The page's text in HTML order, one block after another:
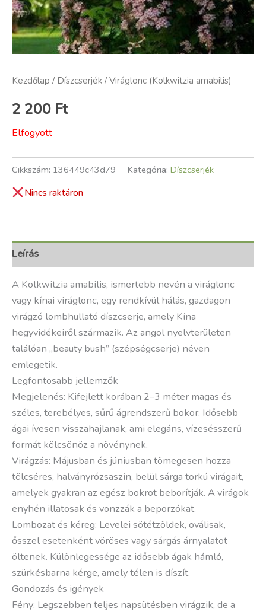
Kezdőlap / Díszcserjék / Viráglonc (Kolkwitzia amabilis)
2 200 Ft
Elfogyott
Cikkszám: 136449c43d79 Kategória: Díszcserjék
Nincs raktáron
Leírás
A Kolkwitzia amabilis, ismertebb nevén a viráglonc
vagy kínai viráglonc, egy rendkívül hálás, gazdagon
virágzó lombhullató díszcserje, amely Kína
hegyvidékeiről származik. Az angol nyelvterületen
találóan „beauty bush” (szépségcserje) néven
emlegetik.
Legfontosabb jellemzők
Megjelenés: Kifejlett korában 2–3 méter magas és
széles, terebélyes, sűrű ágrendszerű bokor. Idősebb
ágai ívesen visszahajlanak, ami elegáns, vízesésszerű
formát kölcsönöz a növénynek.
Virágzás: Májusban és júniusban tömegesen hozza
tölcséres, halványrózsaszín, belül sárga torkú virágait,
amelyek gyakran az egész bokrot beborítják. A virágok
enyhén illatosak és vonzzák a beporzókat.
Lombozat és kéreg: Levelei sötétzöldek, oválisak,
ősszel esetenként vöröses vagy sárgás árnyalatot
öltenek. Különlegessége az idősebb ágak hámló,
szürkésbarna kérge, amely télen is díszít.
Gondozás és igények
Fény: Legszebben teljes napsütésben virágzik, de a